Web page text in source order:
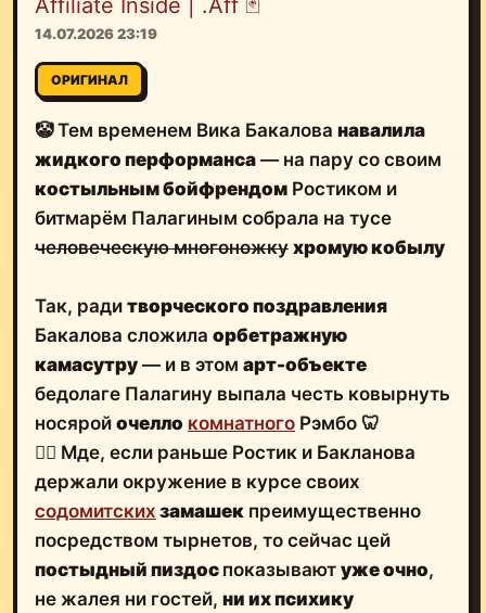
14.07.2026 23:19
ОРИГИНАЛ
🤡 Тем временем Вика Бакалова навалила
жидкого перформанса — на пару со своим
костыльным бойфрендом Ростиком и
битмарём Палагиным собрала на тусе
человеческую многоножку хромую кобылу
Так, ради творческого поздравления
Бакалова сложила орбетражную
камасутру — и в этом арт-объекте
бедолаге Палагину выпала честь ковырнуть
носярой очелло комнатного Рэмбо 🦷
🚶‍♂️ Мде, если раньше Ростик и Бакланова
держали окружение в курсе своих
содомитских замашек преимущественно
посредством тырнетов, то сейчас цей
постыдный пиздос показывают уже очно,
не жалея ни гостей, ни их психику